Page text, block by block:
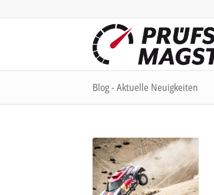
Blog - Aktuelle Neuigkeiten